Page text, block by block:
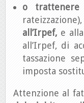
o
rateizzazione),
all’Irpef, e
all’Irpef, di
tassazione
imposta
Attenzione al